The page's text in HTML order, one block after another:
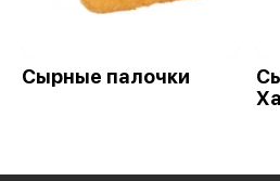
Сырные палочки